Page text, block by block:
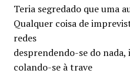
Teria segredado que uma
Qualquer coisa de
redes
desprendendo-se do
colando-se à trave